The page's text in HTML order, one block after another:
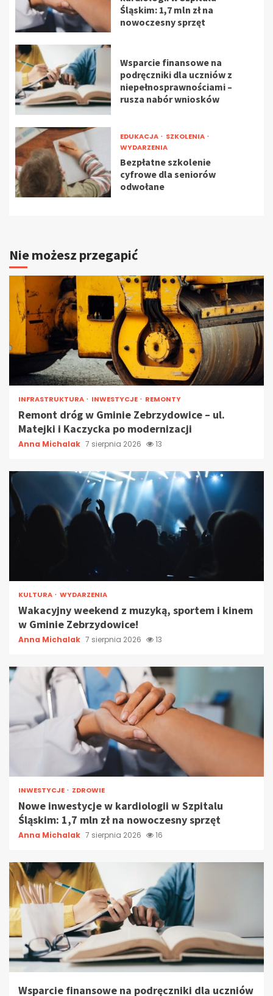
Śląskim: 1,7 mln zł na
nowoczesny sprzęt
Wsparcie finansowe na
podręczniki dla uczniów z
niepełnosprawnościami –
rusza nabór wniosków
EDUKACJA
SZKOLENIA
WYDARZENIA
Bezpłatne szkolenie
cyfrowe dla seniorów
odwołane
Nie możesz przegapić
INFRASTRUKTURA INWESTYCJE REMONTY
Remont dróg w Gminie Zebrzydowice – ul.
Matejki i Kaczycka po modernizacji
Anna Michalak 7 sierpnia 2026 13
KULTURA WYDARZENIA
Wakacyjny weekend z muzyką, sportem i kinem
w Gminie Zebrzydowice!
Anna Michalak 7 sierpnia 2026 13
INWESTYCJE ZDROWIE
Nowe inwestycje w kardiologii w Szpitalu
Śląskim: 1,7 mln zł na nowoczesny sprzęt
Anna Michalak 7 sierpnia 2026 16
Wsparcie finansowe na podręczniki dla uczniów